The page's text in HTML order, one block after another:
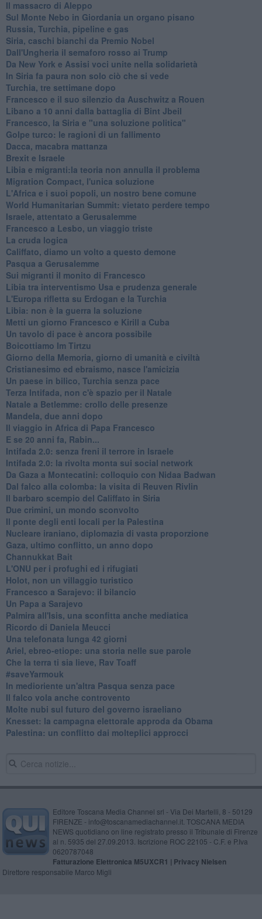
Il massacro di Aleppo
Sul Monte Nebo in Giordania un organo pisano
Russia, Turchia, pipeline e gas
Siria, caschi bianchi da Premio Nobel
Dall'Ungheria il semaforo rosso ai Trump
Da New York e Assisi voci unite nella solidarietà
In Siria fa paura non solo ciò che si vede
Turchia, tre settimane dopo
Francesco e il suo silenzio da Auschwitz a Rouen
Libano a 10 anni dalla battaglia di Bint Jbeil
Francesco, la Siria e "una soluzione politica"
Golpe turco: le ragioni di un fallimento
Dacca, macabra mattanza
Brexit e Israele
Libia e migranti:la teoria non annulla il problema
Migration Compact, l'unica soluzione
L'Africa e i suoi popoli, un nostro bene comune
World Humanitarian Summit: vietato perdere tempo
Israele, attentato a Gerusalemme
Francesco a Lesbo, un viaggio triste
La cruda logica
Califfato, diamo un volto a questo demone
Pasqua a Gerusalemme
Sui migranti il monito di Francesco
Libia tra interventismo Usa e prudenza generale
L'Europa rifletta su Erdogan e la Turchia
Libia: non è la guerra la soluzione
Metti un giorno Francesco e Kirill a Cuba
Un tavolo di pace è ancora possibile
Boicottiamo Im Tirtzu
Giorno della Memoria, giorno di umanità e civiltà
Cristianesimo ed ebraismo, nasce l'amicizia
Un paese in bilico, Turchia senza pace
Terza Intifada, non c'è spazio per il Natale
Natale a Betlemme: crollo delle presenze
Mandela, due anni dopo
Il viaggio in Africa di Papa Francesco
E se 20 anni fa, Rabin...
Intifada 2.0: senza freni il terrore in Israele
Intifada 2.0: la rivolta monta sui social network
Da Gaza a Montecatini: colloquio con Nidaa Badwan
Dal falco alla colomba: la visita di Reuven Rivlin
Il barbaro scempio del Califfato in Siria
Due crimini, un mondo sconvolto
Il ponte degli enti locali per la Palestina
Nucleare iraniano, diplomazia di vasta proporzione
Gaza, ultimo conflitto, un anno dopo
Channukkat Bait
L'ONU per i profughi ed i rifugiati
Holot, non un villaggio turistico
Francesco a Sarajevo: il bilancio
Un Papa a Sarajevo
Palmira all'Isis, una sconfitta anche mediatica
Ricordo di Daniela Meucci
​Una telefonata lunga 42 giorni
​Ariel, ebreo-etiope: una storia nelle sue parole
Che la terra ti sia lieve, Rav Toaff
​#saveYarmouk
​In medioriente un'altra Pasqua senza pace
​Il falco vola anche controvento
Molte nubi sul futuro del governo israeliano
Knesset: la campagna elettorale approda da Obama
Palestina: un conflitto dai molteplici approcci
Editore Toscana Media Channel srl - Via Dei Martelli, 8 - 50129
FIRENZE - info@toscanamediachannel.it. TOSCANA MEDIA
NEWS quotidiano on line registrato presso il Tribunale di Firenze
al n. 5935 del 27.09.2013. Iscrizione ROC 22105 - C.F. e P.Iva
0620787048
Fatturazione Elettronica M5UXCR1 | Privacy Nielsen
Direttore responsabile Marco Migli